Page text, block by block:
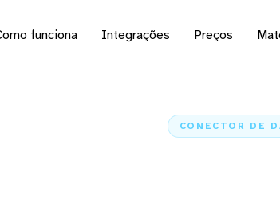
funciona Integrações Preços
CONECTOR DE